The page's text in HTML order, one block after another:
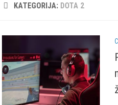
KATEGORIJA: DOTA 2